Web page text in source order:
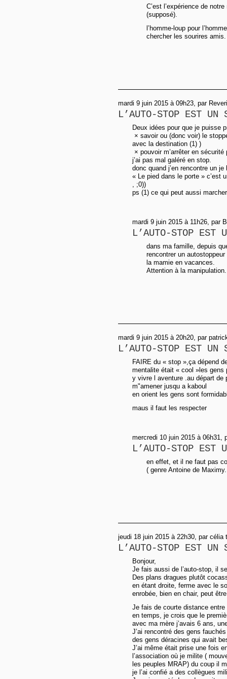
C’est l’expérience de
(supposé).
l’homme-loup pour
chercher les sourires amis.
mardi 9 juin 2015 à 09h23, par
L’AUTO-STOP EST UN
Deux idées pour que je puisse
× savoir ou (donc voir) le
avec la destination (1) )
× pouvoir m’arrêter en sécurité
j’ai pas mal galéré en stop.
donc quand j’en rencontre un je
« Le pied dans le porte » c’est
, ;0))
ps (1) ce qui peut aussi
mardi 9 juin 2015 à 11h26, par B
L’AUTO-STOP EST
dans ma famille, depuis
rencontrer un
la mamie en vacances.
Attention à la
mardi 9 juin 2015 à 20h20, par
L’AUTO-STOP EST UN
FAIRE du « stop »,ça dépend
mentalite était « cool »les
y vivre l aventure .au départ de
m"amener jusqu a kaboul
en orient les gens sont
maus il faut les respecter
mercredi 10 juin 2015 à 06h31,
L’AUTO-STOP EST
en effet, et il ne faut pas
( genre Antoine de
jeudi 18 juin 2015 à 22h30, par célia
L’AUTO-STOP EST UN
Bonjour,
Je fais aussi de l’auto-stop, il
Des plans dragues plutôt
en étant droite, ferme avec le
enrobée, bien en chair, peut
Je fais de courte distance entre
en temps, je crois que le
avec ma mère j’avais 6 ans,
J’ai rencontré des gens
des gens déracines qui avait
J’ai même était prise une fois
l’association où je milite (
les peuples MRAP) du coup il
je l’ai confié a des collègues